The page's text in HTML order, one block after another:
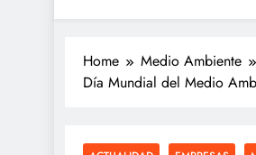
Informe
La actualidad al
Home
Medio Ambiente
Día Mundial del Medio